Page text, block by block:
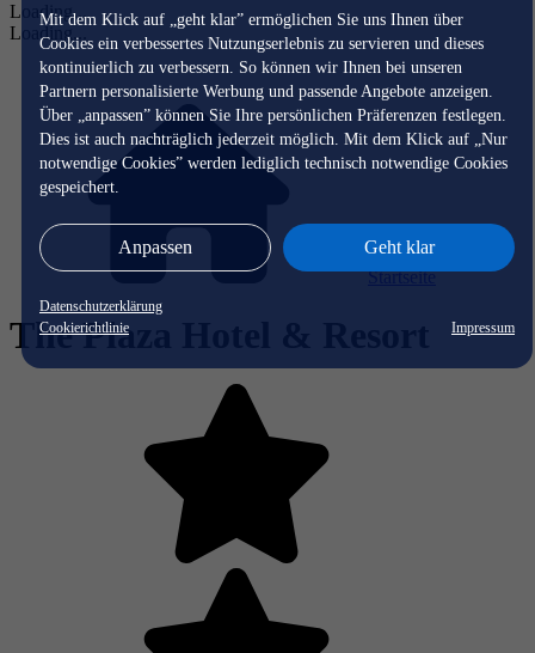
Mit dem Klick auf „geht klar” ermöglichen Sie uns Ihnen über
Cookies ein verbessertes Nutzungserlebnis zu servieren und dieses
kontinuierlich zu verbessern. So können wir Ihnen bei unseren
Partnern personalisierte Werbung und passende Angebote anzeigen.
Über „anpassen” können Sie Ihre persönlichen Präferenzen festlegen.
Dies ist auch nachträglich jederzeit möglich. Mit dem Klick auf „Nur
notwendige Cookies” werden lediglich technisch notwendige Cookies
gespeichert.
Anpassen Geht klar
Datenschutzerklärung
Cookierichtlinie
Impressum
Loading...
Loading...
Startseite
The Plaza Hotel & Resort